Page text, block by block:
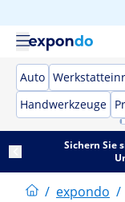
Auto
Handwerkzeuge
Sichern Sie
/ expondo /